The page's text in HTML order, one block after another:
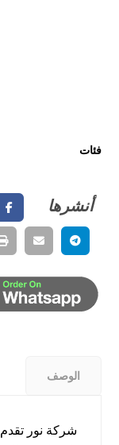
فئات
الوصف
شركة نور